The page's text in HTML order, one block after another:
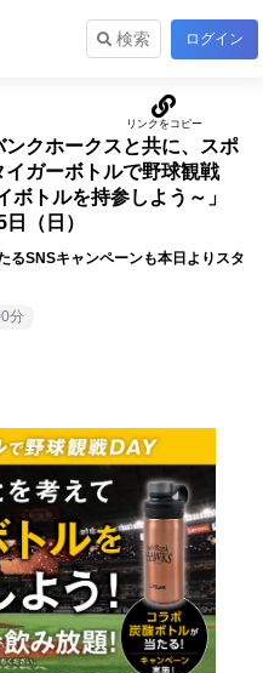
検索 ログイン
クホークスと共に、スポ
ガーボトルで野球観戦
ボトルを持参しよう～」
（日）
るSNSキャンペーンも本日よりスタ
分